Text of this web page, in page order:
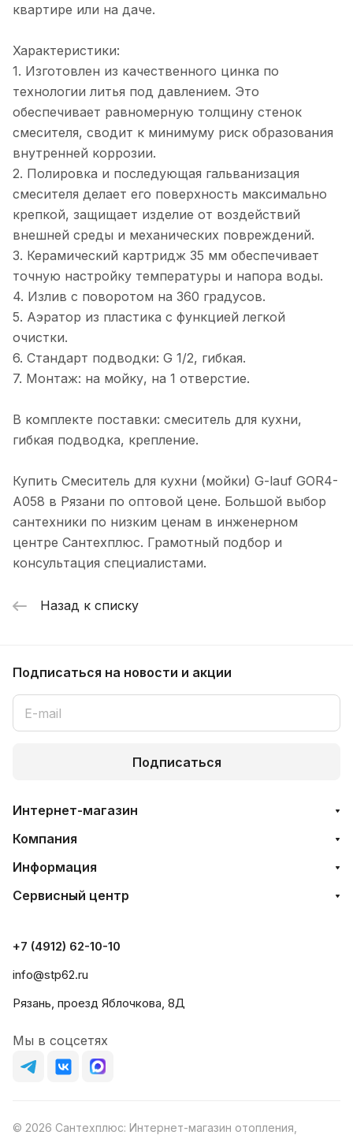
квартире или на даче.
Характеристики:
1. Изготовлен из качественного цинка по
технологии литья под давлением. Это
обеспечивает равномерную толщину стенок
смесителя, сводит к минимуму риск образования
внутренней коррозии.
2. Полировка и последующая гальванизация
смесителя делает его поверхность максимально
крепкой, защищает изделие от воздействий
внешней среды и механических повреждений.
3. Керамический картридж 35 мм обеспечивает
точную настройку температуры и напора воды.
4. Излив с поворотом на 360 градусов.
5. Аэратор из пластика с функцией легкой
очистки.
6. Стандарт подводки: G 1/2, гибкая.
7. Монтаж: на мойку, на 1 отверстие.
В комплекте поставки: смеситель для кухни,
гибкая подводка, крепление.
Купить Смеситель для кухни (мойки) G-lauf GOR4-
A058 в Рязани по оптовой цене. Большой выбор
сантехники по низким ценам в инженерном
центре Сантехплюс. Грамотный подбор и
консультация специалистами.
Назад к списку
Подписаться на новости и акции
Подписаться
Интернет-магазин
Компания
Информация
Сервисный центр
+7 (4912) 62-10-10
info@stp62.ru
Рязань, проезд Яблочкова, 8Д
Мы в соцсетях
© 2026 Сантехплюс: Интернет-магазин отопления,